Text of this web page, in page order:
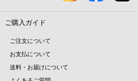
ご購入ガイド
ご注文について
お支払について
送料・お届けについて